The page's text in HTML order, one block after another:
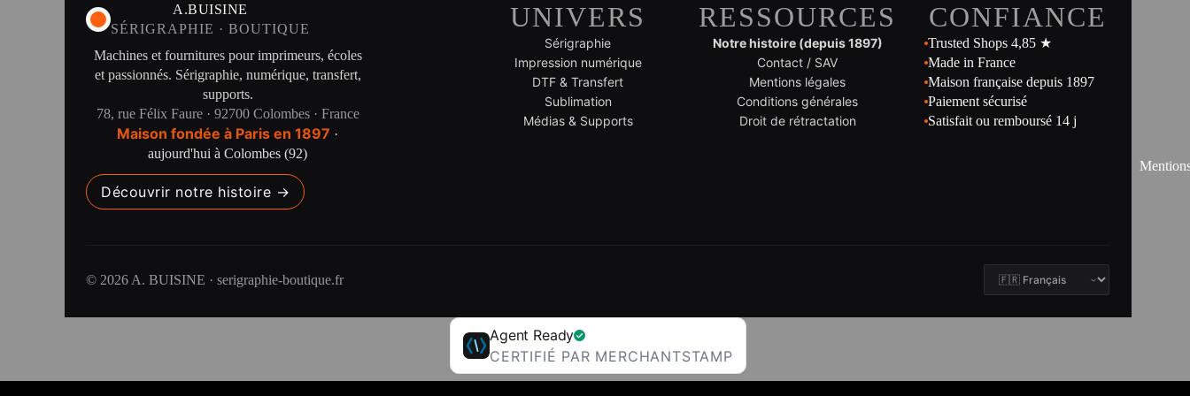
A.BUISINE
SÉRIGRAPHIE · BOUTIQUE
Machines et fournitures pour imprimeurs, écoles
et passionnés. Sérigraphie, numérique, transfert,
supports.
78, rue Félix Faure · 92700 Colombes · France
Maison fondée à Paris en 1897 ·
aujourd'hui à Colombes (92)
Découvrir notre histoire →
UNIVERS
Sérigraphie
Impression numérique
DTF & Transfert
Sublimation
Médias & Supports
RESSOURCES
Notre histoire (depuis 1897)
Contact / SAV
Mentions légales
Conditions générales
Droit de rétractation
CONFIANCE
Trusted Shops 4,85 ★
Made in France
Maison française depuis 1897
Paiement sécurisé
Satisfait ou remboursé 14 j
© 2026 A. BUISINE · serigraphie-boutique.fr
Agent Ready
CERTIFIÉ PAR MERCHANTSTAMP